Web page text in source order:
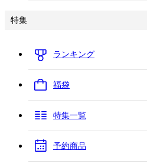
特集
ランキング
福袋
特集一覧
予約商品